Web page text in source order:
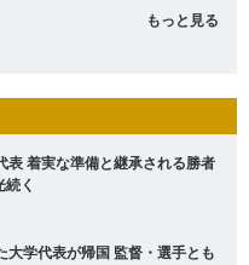
もっと見る
表 着実な準備と継承される勝者
続く
大学代表が帰国 監督・選手とも